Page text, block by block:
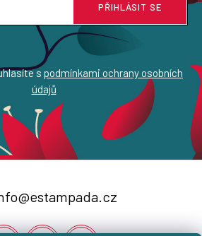
s podmínkami ochrany osobních
údajů
PŘIHLÁSIT SE
@estampada.cz